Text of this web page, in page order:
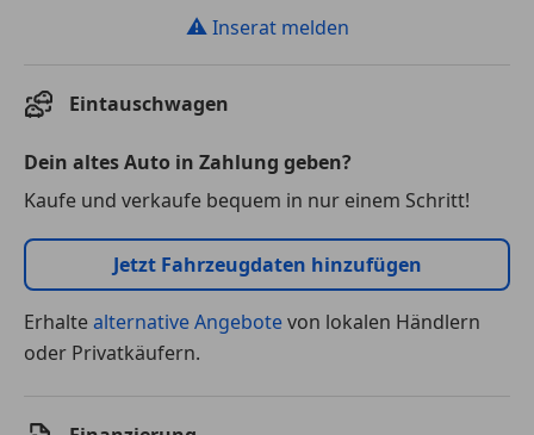
⚠ Inserat melden
Eintauschwagen
Dein altes Auto in Zahlung geben?
Kaufe und verkaufe bequem in nur einem Schritt!
Jetzt Fahrzeugdaten hinzufügen
Erhaltealternative Angebotevon lokalen Händlern
oder Privatkäufern.